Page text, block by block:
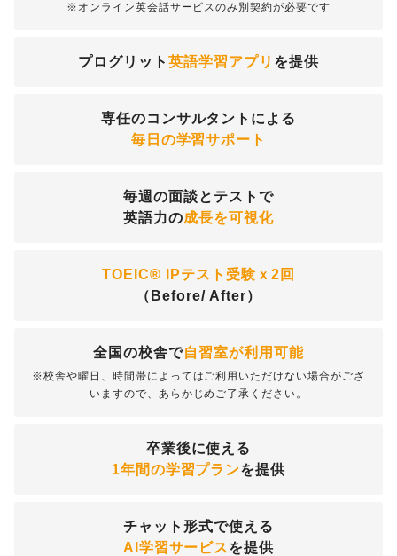
※オンライン英会話サービスのみ別契約が必要です
プログリット英語学習アプリ を提供
専任のコンサルタントによる
毎日の学習サポート
毎週の面談とテストで
英語力の成長を可視化
TOEIC® IPテスト受験ｘ2回
（Before/ After）
全国の校舎で自習室が利用可能
※校舎や曜日、時間帯によってはご利用いただけない場合がござ
いますので、あらかじめご了承ください。
卒業後に使える
1年間の学習プランを提供
チャット形式で使える
AI学習サービスを提供